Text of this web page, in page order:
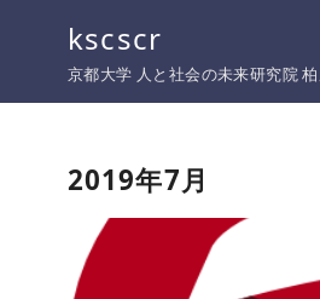
kscscr
京都大学 人と社会の未来研究院
2019年7月